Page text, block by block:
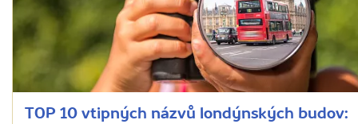
TOP 10 vtipných názvů londýnských budov: